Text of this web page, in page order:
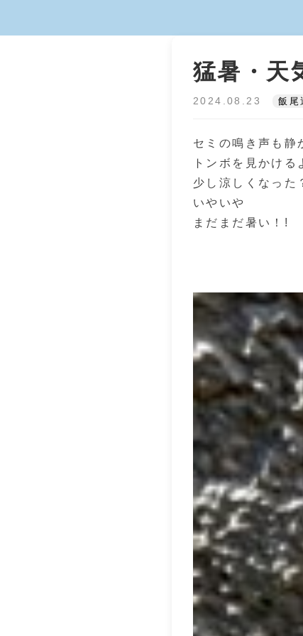
猛暑・天
2024.08.23 飯尾
セミの鳴き声も静
トンボを見かける
少し涼しくなった
いやいや
まだまだ暑い！!